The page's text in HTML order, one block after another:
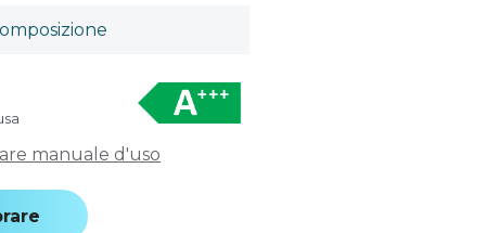
manuale d'uso